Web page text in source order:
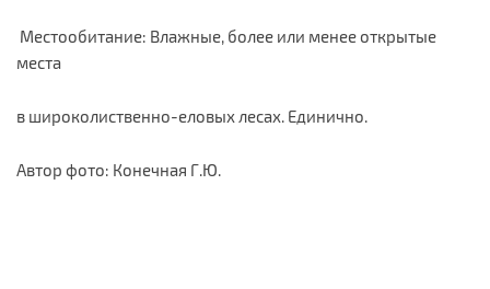
Местообитание: Влажные, более или менее открытые
места
в широколиственно-еловых лесах. Единично.
Автор фото: Конечная Г.Ю.